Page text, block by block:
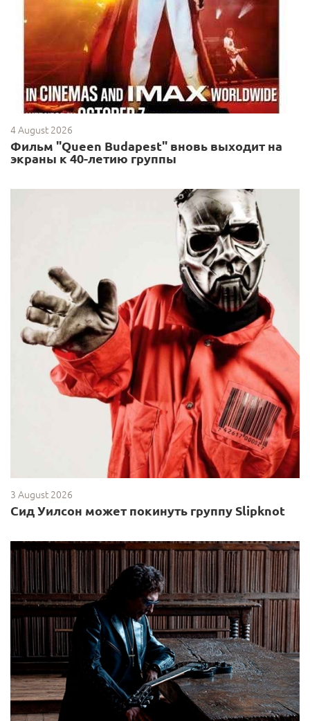
4 August 2026
Фильм "Queen Budapest" вновь выходит на
экраны к 40-летию группы
3 August 2026
Сид Уилсон может покинуть группу Slipknot